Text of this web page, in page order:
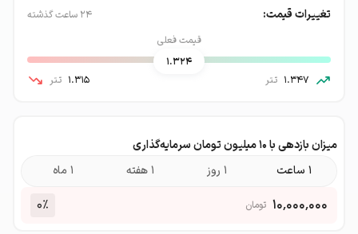
تغییرات قیمت:
۲۴ ساعت گذشته
قیمت فعلی
1.324
1.347 تتر 1.315 تتر
میزان بازدهی با ۱۰ میلیون تومان سرمایه‌گذاری
۱ ساعت
۱ روز ۱ هفته ۱ ماه
۱۰٬۰۰۰٬۰۰۰ تومان ٪0